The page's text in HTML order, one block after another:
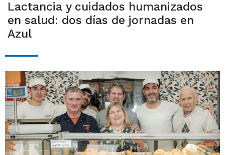
Lactancia y cuidados humanizados
en salud: dos días de jornadas en
Azul